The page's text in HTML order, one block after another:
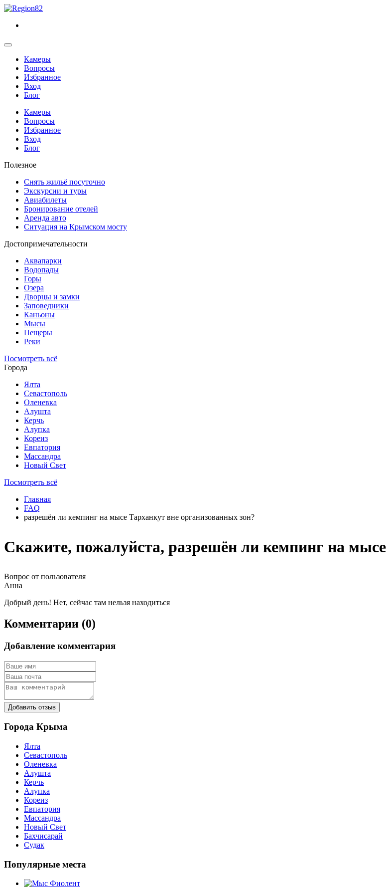
Камеры
Вопросы
Избранное
Вход
Блог
Камеры
Вопросы
Избранное
Вход
Блог
Полезное
Снять жильё посуточно
Экскурсии и туры
Авиабилеты
Бронирование отелей
Аренда авто
Ситуация на Крымском мосту
Достопримечательности
Аквапарки
Водопады
Горы
Озера
Дворцы и замки
Заповедники
Каньоны
Мысы
Пещеры
Реки
Посмотреть всё
Города
Ялта
Севастополь
Оленевка
Алушта
Керчь
Алупка
Кореиз
Евпатория
Массандра
Новый Свет
Посмотреть всё
Главная
FAQ
разрешён ли кемпинг на мысе Тарханкут вне организованных зон?
Скажите, пожалуйста, разрешён ли кемпинг на
Вопрос от пользователя
Анна
Добрый день! Нет, сейчас там нельзя находиться
Комментарии (0)
Добавление комментария
Добавить отзыв
Города Крыма
Ялта
Севастополь
Оленевка
Алушта
Керчь
Алупка
Кореиз
Евпатория
Массандра
Новый Свет
Бахчисарай
Судак
Популярные места